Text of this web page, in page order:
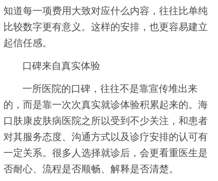
知道每一项费用大致对应什么内容，往往比单纯
比较数字更有意义。这样的安排，也更容易建立
起信任感。
口碑来自真实体验
一所医院的口碑，往往不是靠宣传堆出来
的，而是靠一次次真实就诊体验积累起来的。海
口肤康皮肤病医院之所以受到不少关注，和患者
对其服务态度、沟通方式以及诊疗安排的认可有
一定关系。很多人选择就诊后，会更看重医生是
否耐心、流程是否顺畅、解释是否清楚。